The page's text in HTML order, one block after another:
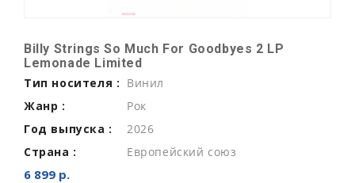
Billy Strings So Much For Goodbyes 2 LP
Lemonade Limited
Тип носителя : Винил
Жанр :
Рок
Год выпуска :
2026
Страна :
Европейский союз
6 899 р.